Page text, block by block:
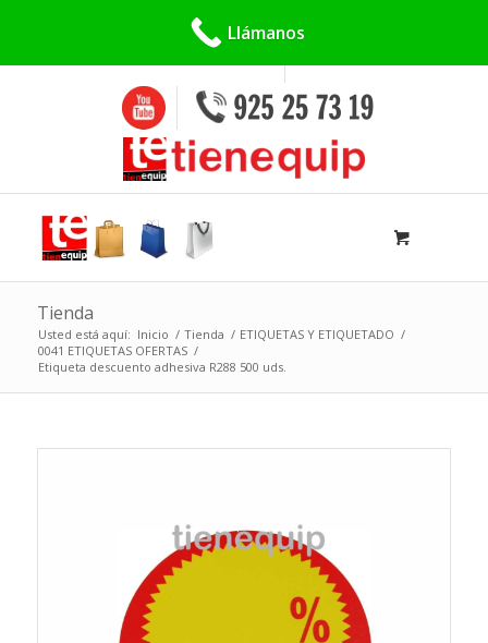
Tienda
Usted está aquí: Inicio / Tienda / ETIQUETAS Y ETIQUETADO /
0041 ETIQUETAS OFERTAS /
Etiqueta descuento adhesiva R288 500 uds.
Llámanos